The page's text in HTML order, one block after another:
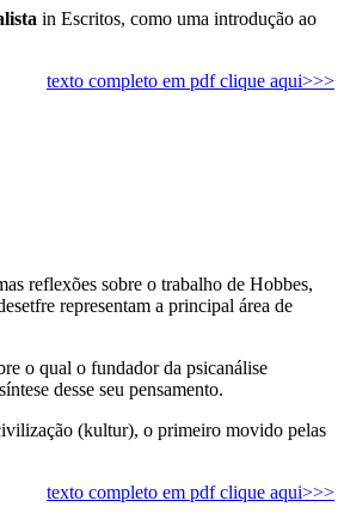
in Escritos, como uma introdução ao
texto completo em pdf clique aqui>>>
reflexões sobre o trabalho de Hobbes,
representam a principal área de
o qual o fundador da psicanálise
desse seu pensamento.
(kultur), o primeiro movido pelas
texto completo em pdf clique aqui>>>